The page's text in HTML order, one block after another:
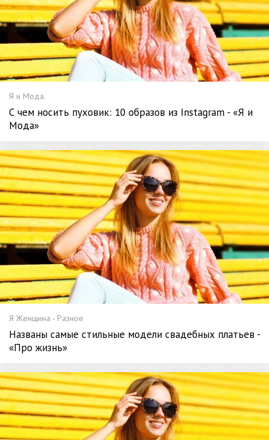
Я и Мода.
С чем носить пуховик: 10 образов из Instagram - «Я и
Мода»
Я Женщина - Разное
Названы самые стильные модели свадебных платьев -
«Про жизнь»